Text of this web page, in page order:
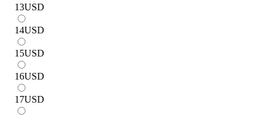
13USD
14USD
15USD
16USD
17USD